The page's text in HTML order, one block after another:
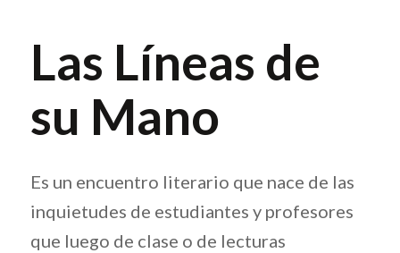
Las Líneas de
su Mano
Es un encuentro literario que nace de las
inquietudes de estudiantes y profesores
que luego de clase o de lecturas